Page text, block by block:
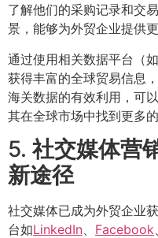
了解他们的采购记录和交
景，能够为外贸企业提供
通过使用相关数据平台（
获得丰富的全球贸易信息
海关数据的有效利用，可
其在全球市场中找到更多的
5. 社交媒体营
新途径
社交媒体已成为外贸企业
台如LinkedIn Facebook